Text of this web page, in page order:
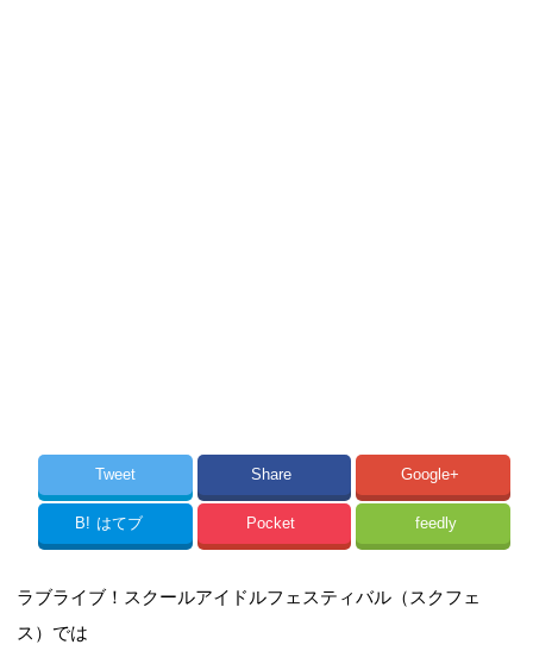
Tweet Share Google+
B! はてブ Pocket feedly
ラブライブ！スクールアイドルフェスティバル（スクフェ
ス）では